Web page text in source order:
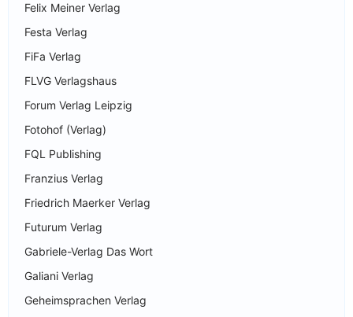
Felix Meiner Verlag
Festa Verlag
FiFa Verlag
FLVG Verlagshaus
Forum Verlag Leipzig
Fotohof (Verlag)
FQL Publishing
Franzius Verlag
Friedrich Maerker Verlag
Futurum Verlag
Gabriele-Verlag Das Wort
Galiani Verlag
Geheimsprachen Verlag